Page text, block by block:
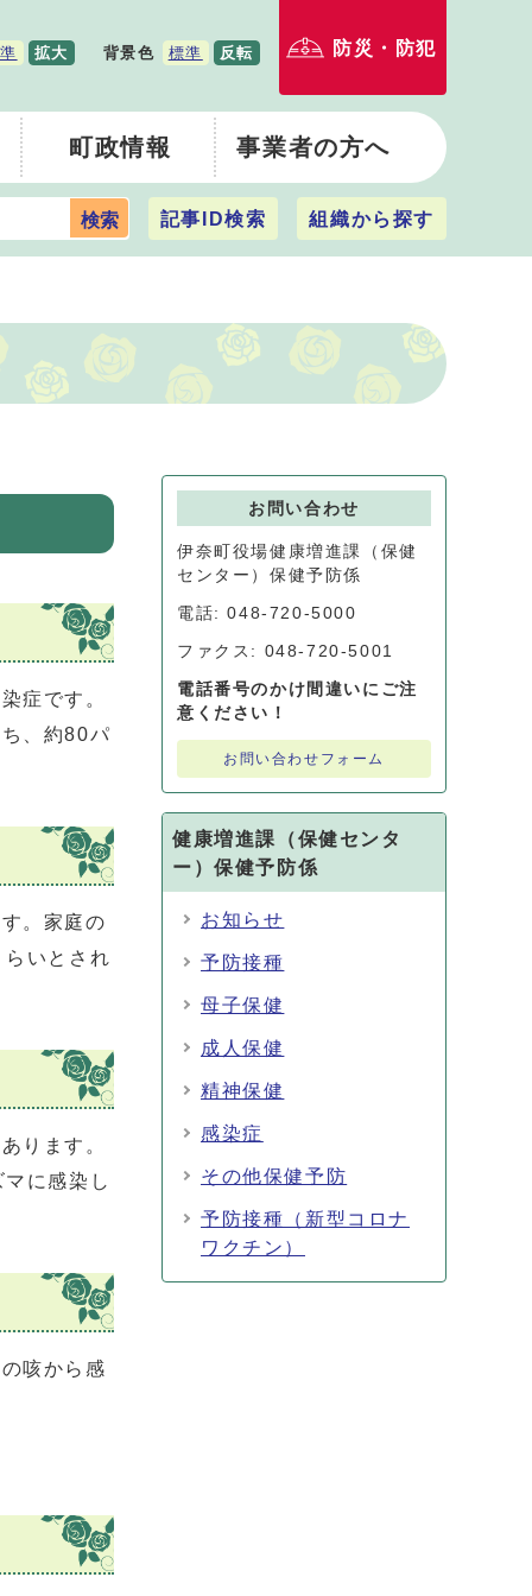
拡大 背景色 標準 反転 防災・防犯
町政情報 事業者の方へ
検索 記事ID検索 組織から探す
症です。
、約80パ
。家庭の
いとされ
ります。
に感染し
咳から感
お問い合わせ
伊奈町役場健康増進課（保健
センター）保健予防係
電話: 048-720-5000
ファクス: 048-720-5001
電話番号のかけ間違いにご注
意ください！
お問い合わせフォーム
健康増進課（保健センタ
ー）保健予防係
お知らせ
予防接種
母子保健
成人保健
精神保健
感染症
その他保健予防
予防接種（新型コロナ
ワクチン）